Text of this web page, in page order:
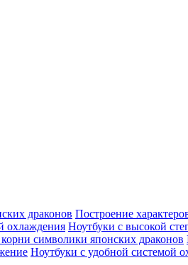
драконов Построение
охлаждения Ноутбуки с высокой
символики японских драконов
Ноутбуки с удобной системой